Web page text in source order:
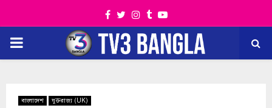
Facebook
TwitterInstagram
TumblrYoutube
PRIMARY
বাংলাদেশ যুক্তরাজ্য (UK)